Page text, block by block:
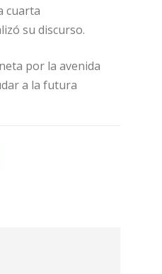
cuarta
su discurso.
por la avenida
a la futura